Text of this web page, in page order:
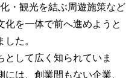
・観光を結ぶ周遊施策など
化を一体で前へ進めようと
た。
として広く知られていま
は、創業間もない企業、